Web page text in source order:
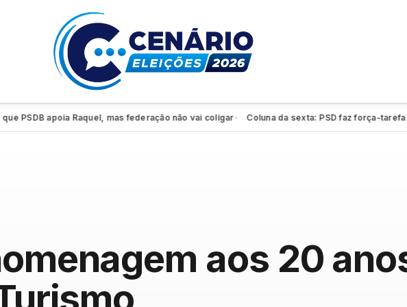
apoia Raquel, mas federação não vai coligar● Coluna da sexta: PSD faz força-tarefa para
aos 20